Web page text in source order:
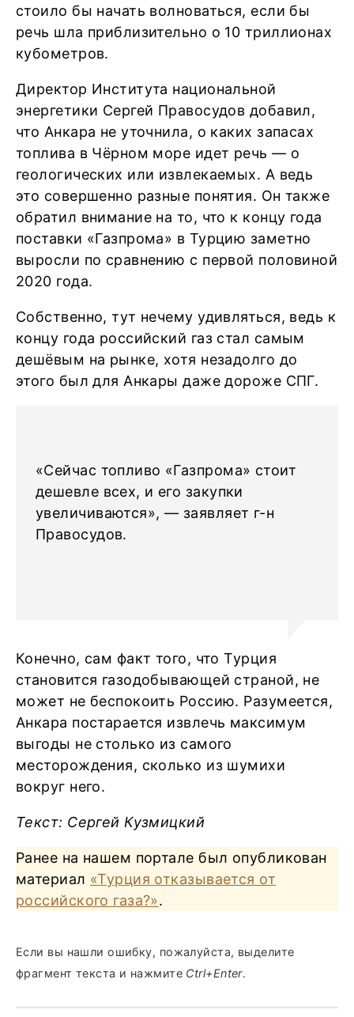
стоило бы начать волноваться, если бы
речь шла приблизительно о 10 триллионах
кубометров.
Директор Института национальной
энергетики Сергей Правосудов добавил,
что Анкара не уточнила, о каких запасах
топлива в Чёрном море идет речь — о
геологических или извлекаемых. А ведь
это совершенно разные понятия. Он также
обратил внимание на то, что к концу года
поставки «Газпрома» в Турцию заметно
выросли по сравнению с первой половиной
2020 года.
Собственно, тут нечему удивляться, ведь к
концу года российский газ стал самым
дешёвым на рынке, хотя незадолго до
этого был для Анкары даже дороже СПГ.
«Сейчас топливо «Газпрома» стоит
дешевле всех, и его закупки
увеличиваются», — заявляет г-н
Правосудов.
Конечно, сам факт того, что Турция
становится газодобывающей страной, не
может не беспокоить Россию. Разумеется,
Анкара постарается извлечь максимум
выгоды не столько из самого
месторождения, сколько из шумихи
вокруг него.
Текст: Сергей Кузмицкий
Ранее на нашем портале был опубликован
материал «Турция отказывается от
российского газа?».
Если вы нашли ошибку, пожалуйста, выделите
фрагмент текста и нажмите Ctrl+Enter.